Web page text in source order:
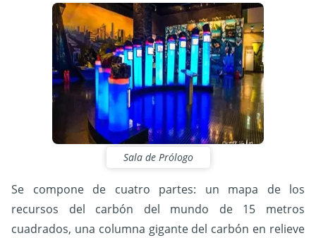
Sala de Prólogo
Se compone de cuatro partes: un mapa de los
recursos del carbón del mundo de 15 metros
cuadrados, una columna gigante del carbón en relieve